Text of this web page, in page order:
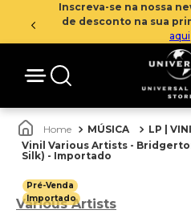
Inscreva-se na nossa
de desconto na sua
aqui
MÚSICA LP |
Vinil Various Artists -
Silk) - Importado
Pré-Venda
Importado
Various Artists